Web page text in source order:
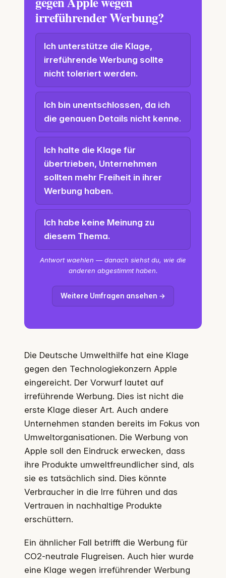
irreführender Werbung?
Ich unterstütze die Klage,
irreführende Werbung sollte
nicht toleriert werden.
Ich bin unentschlossen, da ich
die genauen Details nicht kenne.
Ich halte die Klage für
übertrieben, Unternehmen
sollten mehr Freiheit in ihrer
Werbung haben.
Ich habe keine Meinung zu
diesem Thema.
Antwort waehlen — danach siehst du, wie die
anderen abgestimmt haben.
Weitere Umfragen ansehen →
Die Deutsche Umwelthilfe hat eine Klage
gegen den Technologiekonzern Apple
eingereicht. Der Vorwurf lautet auf
irreführende Werbung. Dies ist nicht die
erste Klage dieser Art. Auch andere
Unternehmen standen bereits im Fokus von
Umweltorganisationen. Die Werbung von
Apple soll den Eindruck erwecken, dass
ihre Produkte umweltfreundlicher sind, als
sie es tatsächlich sind. Dies könnte
Verbraucher in die Irre führen und das
Vertrauen in nachhaltige Produkte
erschüttern.
Ein ähnlicher Fall betrifft die Werbung für
CO2-neutrale Flugreisen. Auch hier wurde
eine Klage wegen irreführender Werbung